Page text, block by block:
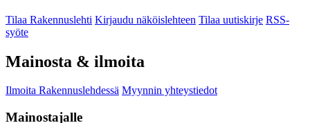
Tilaa Rakennuslehti Kirjaudu näköislehteen Tilaa uutiskirje RSS-
syöte
Mainosta & ilmoita
Ilmoita Rakennuslehdessä Myynnin yhteystiedot
Mainostajalle